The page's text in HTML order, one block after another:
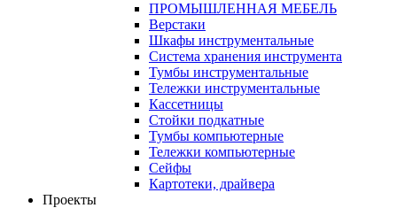
ПРОМЫШЛЕННАЯ МЕБЕЛЬ
Верстаки
Шкафы инструментальные
Система хранения инструмента
Тумбы инструментальные
Тележки инструментальные
Кассетницы
Стойки подкатные
Тумбы компьютерные
Тележки компьютерные
Сейфы
Картотеки, драйвера
Проекты